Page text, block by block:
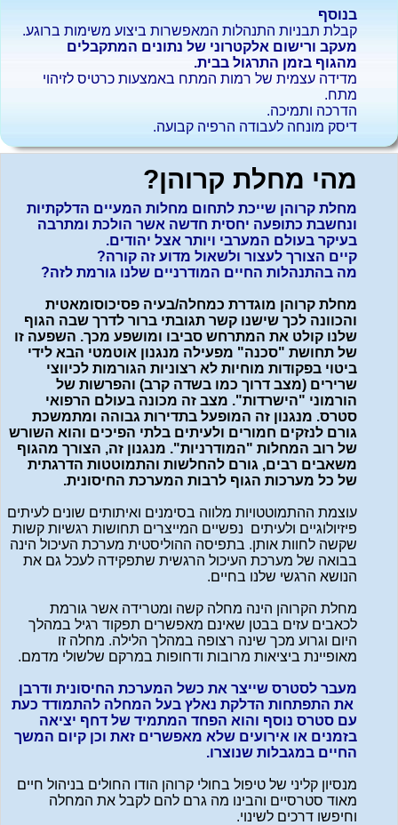
בנוסף
קבלת תבניות התנהלות המאפשרות ביצוע משימות ברוגע.
מעקב ורישום אלקטרוני של נתונים המתקבלים
מהגוף בזמן התרגול בבית.
מדידה עצמית של רמות המתח באמצעות כרטיס לזיהוי
מתח.
הדרכה ותמיכה.
דיסק מונחה לעבודה הרפיה קבועה.
מהי מחלת קרוהן?
מחלת קרוהן שייכת לתחום מחלות המעיים הדלקתיות
ונחשבת כתופעה יחסית חדשה אשר הולכת ומתרבה
בעיקר בעולם המערבי ויותר אצל יהודים.
קיים הצורך לעצור ולשאול מדוע זה קורה?
מה בהתנהלות החיים המודרניים שלנו גורמת לזה?
מחלת קרוהן מוגדרת כמחלה/בעיה פסיכוסומאטית
והכוונה לכך שישנו קשר תגובתי ברור לדרך שבה הגוף
שלנו קולט את המתרחש סביבו ומושפע מכך. השפעה זו
של תחושת "סכנה" מפעילה מנגנון אוטמטי הבא לידי
ביטוי בפקודות מוחיות לא רצוניות הגורמות לכיווצי
שרירים (מצב דרוך כמו בשדה קרב) והפרשות של
הורמוני "הישרדות". מצב זה מכונה בעולם הרפואי
סטרס. מנגנון זה המופעל בתדירות גבוהה ומתמשכת
גורם לנזקים חמורים ולעיתים בלתי הפיכים והוא השורש
של רוב המחלות "המודרניות". מנגנון זה, הצורך מהגוף
משאבים רבים, גורם להחלשות והתמוטטות הדרגתית
של כל מערכות הגוף לרבות המערכת החיסונית.
עוצמת ההתמוטטויות מלווה בסימנים ואיתותים שונים לעיתים
פיזיולוגיים ולעיתים נפשיים המייצרים תחושות רגשיות קשות
שקשה לחוות אותן. בתפיסה ההוליסטית מערכת העיכול הינה
בבואה של מערכת העיכול הרגשית שתפקידה לעכל גם את
הנושא הרגשי שלנו בחיים.
מחלת הקרוהן הינה מחלה קשה ומטרידה אשר גורמת
לכאבים עזים בבטן שאינם מאפשרים תפקוד רגיל במהלך
היום וגרוע מכך שינה רצופה במהלך הלילה. מחלה זו
מאופיינת ביציאות מרובות ודחופות במרקם שלשולי מדמם.
מעבר לסטרס שייצר את כשל המערכת החיסונית ודרבן
את התפתחות הדלקת נאלץ בעל המחלה להתמודד כעת
עם סטרס נוסף והוא הפחד המתמיד של דחף יציאה
בזמנים או אירועים שלא מאפשרים זאת וכן קיום המשך
החיים במגבלות שנוצרו.
מנסיון קליני של טיפול בחולי קרוהן הודו החולים בניהול חיים
מאוד סטרסיים והבינו מה גרם להם לקבל את המחלה
וחיפשו דרכים לשינוי.